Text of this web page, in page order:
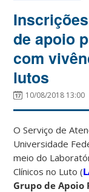
de apoio
com
lutos
10/08/2018 13:00
O Serviço de
Universidade
meio do
Clínicos no Luto (
Grupo de Apoio